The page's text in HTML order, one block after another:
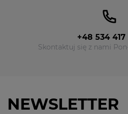
+48 534 417
Skontaktuj się z nami
NEWSLETTER